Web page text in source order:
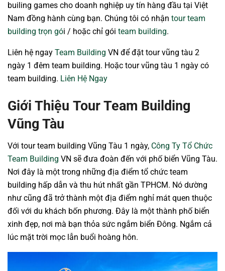
builing games cho doanh nghiệp uy tín hàng đầu tại Việt
Nam đồng hành cùng bạn. Chúng tôi có nhận tour team
building trọn gói / hoặc chỉ gói team building.
Liên hệ ngay Team Building VN để đặt tour vũng tàu 2
ngày 1 đêm team building. Hoặc tour vũng tàu 1 ngày có
team building. Liên Hệ Ngay
Giới Thiệu Tour Team Building
Vũng Tàu
Với tour team building Vũng Tàu 1 ngày, Công Ty Tổ Chức
Team Building VN sẽ đưa đoàn đến với phố biển Vũng Tàu.
Nơi đây là một trong những địa điểm tổ chức team
building hấp dẫn và thu hút nhất gần TPHCM. Nó dường
như cũng đã trở thành một địa điểm nghỉ mát quen thuộc
đối với du khách bốn phương. Đây là một thành phố biển
xinh đẹp, nơi mà bạn thỏa sức ngắm biển Đông. Ngắm cả
lúc mặt trời mọc lẫn buổi hoàng hôn.